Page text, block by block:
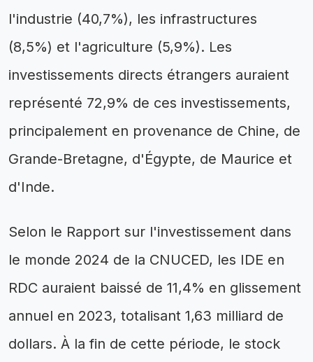
l'industrie (40,7%), les infrastructures
(8,5%) et l'agriculture (5,9%). Les
investissements directs étrangers auraient
représenté 72,9% de ces investissements,
principalement en provenance de Chine, de
Grande-Bretagne, d'Égypte, de Maurice et
d'Inde.
Selon le Rapport sur l'investissement dans
le monde 2024 de la CNUCED, les IDE en
RDC auraient baissé de 11,4% en glissement
annuel en 2023, totalisant 1,63 milliard de
dollars. À la fin de cette période, le stock